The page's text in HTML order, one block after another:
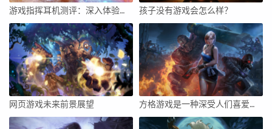
游戏指挥耳机测评：深入体验与全面解析 孩子没有游戏会怎么样？
网页游戏未来前景展望 方格游戏是一种深受人们喜爱的智力游戏，它不仅可以锻炼我们的思维能力，还可以增强我们的策略规划能力。下面将详细介绍如何玩方格游戏最好，并给出一些实用的技巧和策略。